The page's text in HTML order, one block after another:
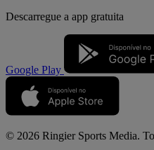
Descarregue a app gratuita
Google Play
© 2026 Ringier Sports Media.